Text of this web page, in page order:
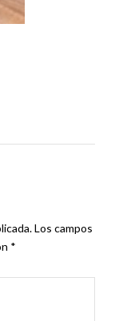
Los campos
*